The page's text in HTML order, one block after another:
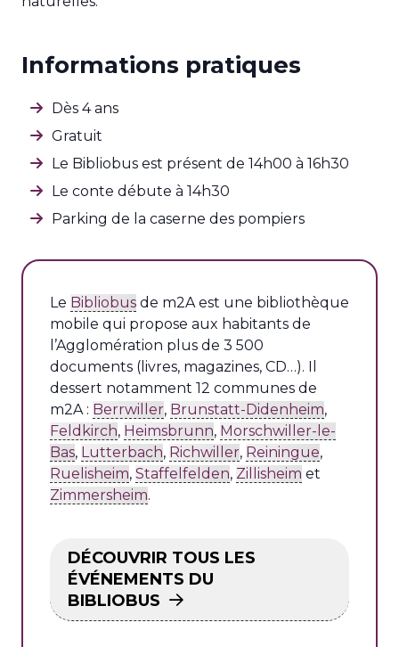
Informations pratiques
Dès 4 ans
Gratuit
Le Bibliobus est présent de 14h00 à 16h30
Le conte débute à 14h30
Parking de la caserne des pompiers
Le Bibliobus de m2A est une bibliothèque
mobile qui propose aux habitants de
l’Agglomération plus de 3 500
documents (livres, magazines, CD…). Il
dessert notamment 12 communes de
m2A : Berrwiller, Brunstatt-Didenheim,
Feldkirch, Heimsbrunn, Morschwiller-le-
Bas, Lutterbach, Richwiller, Reiningue,
Ruelisheim, Staffelfelden, Zillisheim et
Zimmersheim.
DÉCOUVRIR TOUS LES
ÉVÉNEMENTS DU
BIBLIOBUS